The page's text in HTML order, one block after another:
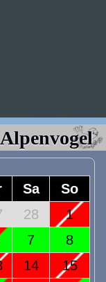
Sa
So
28
1
7
8
14
15